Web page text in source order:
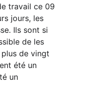
travail ce 09
jours, les
Ils sont si
de les
de vingt
été un
un